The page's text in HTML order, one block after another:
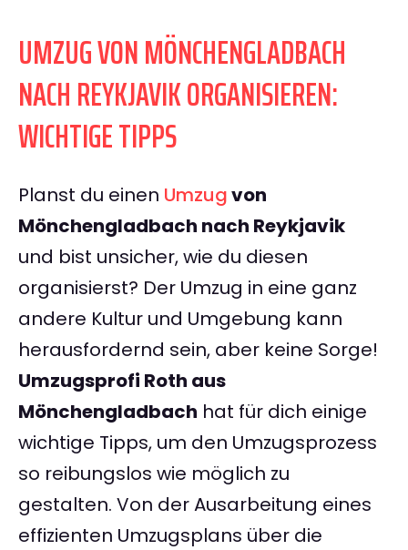
UMZUG VON MÖNCHENGLADBACH
NACH REYKJAVIK ORGANISIEREN:
WICHTIGE TIPPS
Planst du einen Umzugvon
Mönchengladbach nach Reykjavik
und bist unsicher, wie du diesen
organisierst? Der Umzug in eine ganz
andere Kultur und Umgebung kann
herausfordernd sein, aber keine Sorge!
Umzugsprofi Roth aus
Mönchengladbach hat für dich einige
wichtige Tipps, um den Umzugsprozess
so reibungslos wie möglich zu
gestalten. Von der Ausarbeitung eines
effizienten Umzugsplans über die